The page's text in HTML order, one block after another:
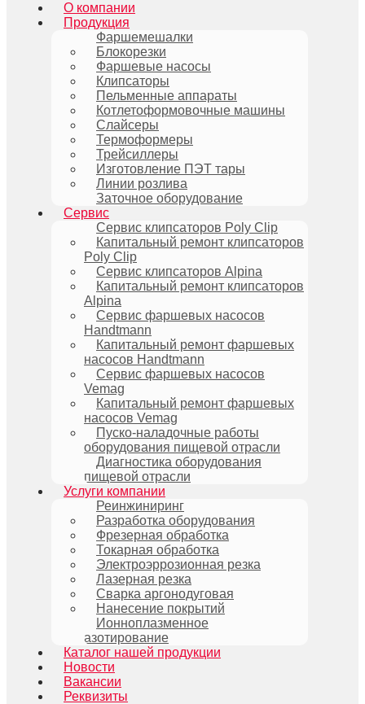
О компании
Продукция
Фаршемешалки
Блокорезки
Фаршевые насосы
Клипсаторы
Пельменные аппараты
Котлетоформовочные машины
Слайсеры
Термоформеры
Трейсиллеры
Изготовление ПЭТ тары
Линии розлива
Заточное оборудование
Сервис
Сервис клипсаторов Poly Clip
Капитальный ремонт клипсаторов
Poly Clip
Сервис клипсаторов Alpina
Капитальный ремонт клипсаторов
Alpina
Сервис фаршевых насосов
Handtmann
Капитальный ремонт фаршевых
насосов Handtmann
Сервис фаршевых насосов
Vemag
Капитальный ремонт фаршевых
насосов Vemag
Пуско-наладочные работы
оборудования пищевой отрасли
Диагностика оборудования
пищевой отрасли
Услуги компании
Реинжиниринг
Разработка оборудования
Фрезерная обработка
Токарная обработка
Электроэррозионная резка
Лазерная резка
Сварка аргонодуговая
Нанесение покрытий
Ионноплазменное
азотирование
Каталог нашей продукции
Новости
Вакансии
Реквизиты